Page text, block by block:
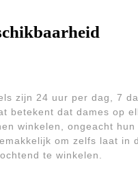
zijn 24 uur per dag, 7
betekent dat dames op
winkelen, ongeacht hun
om zelfs laat in
te winkelen.